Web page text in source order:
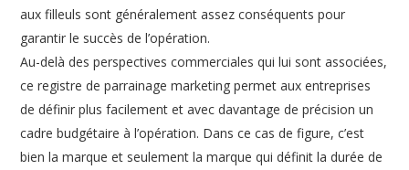
aux filleuls sont généralement assez conséquents pour
garantir le succès de l’opération.
Au-delà des perspectives commerciales qui lui sont associées,
ce registre de parrainage marketing permet aux entreprises
de définir plus facilement et avec davantage de précision un
cadre budgétaire à l’opération. Dans ce cas de figure, c’est
bien la marque et seulement la marque qui définit la durée de